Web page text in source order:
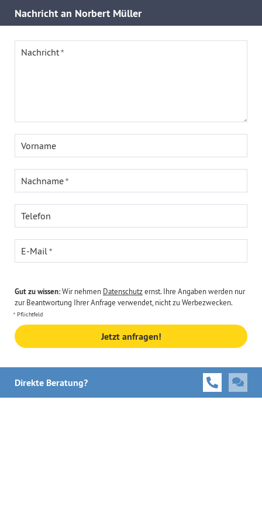
Nachricht an Norbert Müller
Nachricht
Vorname
Nachname
Telefon
E-Mail
Gut zu wissen:Wir nehmen Datenschutzernst. Ihre Angaben werden nur
zur Beantwortung Ihrer Anfrage verwendet, nicht zu Werbezwecken.
Pflichtfeld
Jetzt anfragen!
Direkte Beratung?